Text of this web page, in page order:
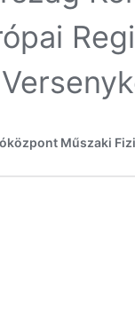
Műszaki